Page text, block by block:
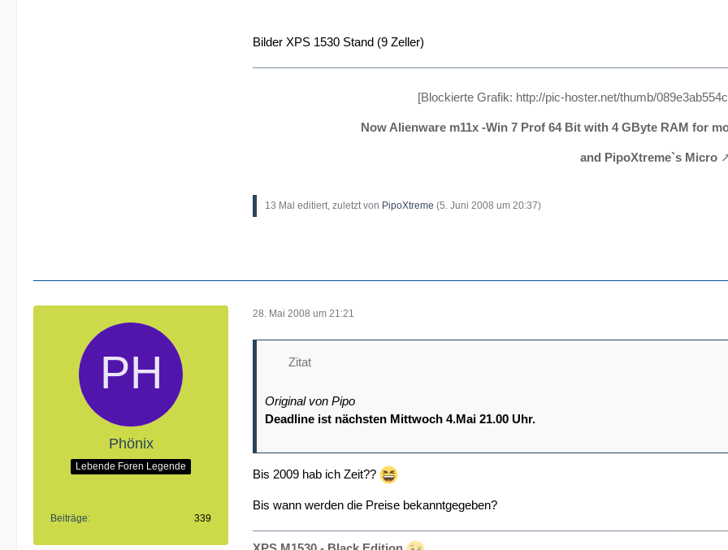
Bilder XPS 1530 Stand (9 Zeller)
[Blockierte Grafik: http://pic-hoster.net/thumb/
Now Alienware m11x -Win 7 Prof 64 Bit with 4 GByte RAM for
and PipoXtreme`s Micro
13 Mal editiert, zuletzt von PipoXtreme (5. Juni 2008 um 20:37)
Phönix
Lebende Foren Legende
Beiträge 339
28. Mai 2008 um 21:21
Zitat
Original von Pipo
Deadline ist nächsten Mittwoch 4.Mai 21.00 Uhr.
Bis 2009 hab ich Zeit??
Bis wann werden die Preise bekanntgegeben?